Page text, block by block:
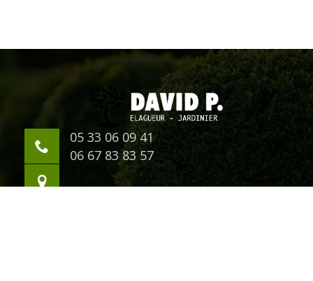
05 33 06 09 41
06 67 83 83 57